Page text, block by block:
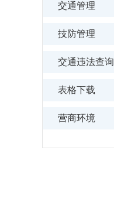
交通管理
技防管理
交通违法查询
表格下载
营商环境